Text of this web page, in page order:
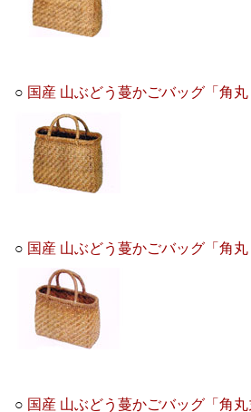
○ 国産 山ぶどう蔓かごバッグ「角丸
○ 国産 山ぶどう蔓かごバッグ「角丸
○ 国産 山ぶどう蔓かごバッグ「角